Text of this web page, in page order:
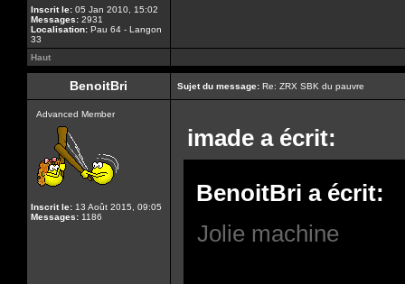
Inscrit le: 05 Jan 2010, 15:02
Messages: 2931
Localisation: Pau 64 - Langon
33
Haut
BenoitBri Sujet du message: Re: ZRX SBK du pauvre
Advanced Member
Inscrit le: 13 Août 2015, 09:05
Messages: 1186
imade a écrit:
BenoitBri a écrit:
Jolie machine